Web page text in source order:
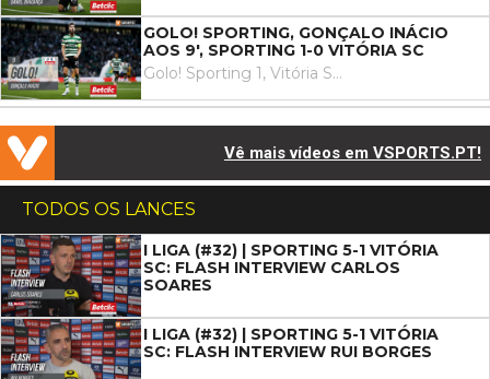
GOLO! SPORTING, GONÇALO INÁCIO
AOS 9', SPORTING 1-0 VITÓRIA SC
Golo! Sporting 1, Vitória SC 0. Gonçalo Inácio de cabeça em frente à baliza depois de um livre.
Vê mais vídeos em VSPORTS.PT!
TODOS OS LANCES
I LIGA (#32) | SPORTING 5-1 VITÓRIA
SC: FLASH INTERVIEW CARLOS
SOARES
I LIGA (#32) | SPORTING 5-1 VITÓRIA
SC: FLASH INTERVIEW RUI BORGES